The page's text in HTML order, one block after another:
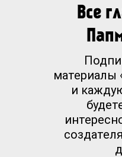
Все
материалы
и